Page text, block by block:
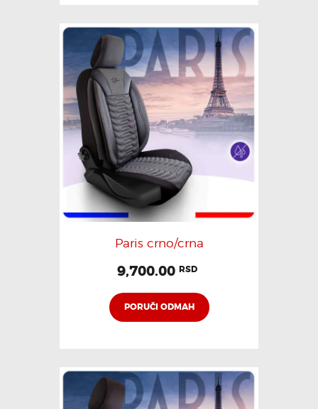
Paris crno/crna
9,700.00 RSD
PORUČI ODMAH